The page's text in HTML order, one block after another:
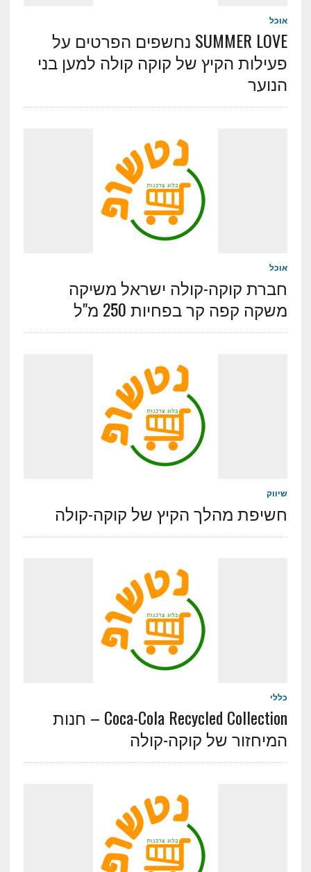
אוכל
SUMMER LOVE נחשפים הפרטים על
פעילות הקיץ של קוקה קולה למען בני
הנוער
אוכל
חברת קוקה-קולה ישראל משיקה
משקה קפה קר בפחיות 250 מ"ל
שיווק
חשיפת מהלך הקיץ של קוקה-קולה
כללי
Coca-Cola Recycled Collection – חנות
המיחזור של קוקה-קולה